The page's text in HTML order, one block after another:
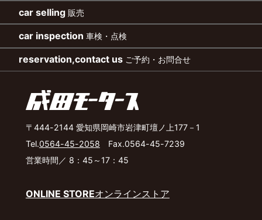
car selling 販売
car inspection 車検・点検
reservation,contact us ご予約・お問合せ
〒444-2144 愛知県岡崎市岩津町壇ノ上177－1
Tel.0564-45-2058 Fax.0564-45-7239
営業時間／ 8：45～17：45
ONLINE STOREオンラインストア